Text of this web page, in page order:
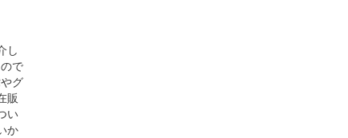
し
で
グ
販
い
か